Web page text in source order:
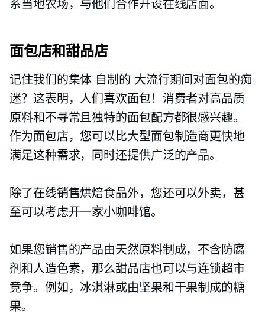
系当地农场，与他们合作开设在线店面。
面包店和甜品店
记住我们的集体 自制的 大流行期间对面包的痴
迷？这表明，人们喜欢面包！消费者对高品质
原料和不寻常且独特的面包配方都很感兴趣。
作为面包店，您可以比大型面包制造商更快地
满足这种需求，同时还提供广泛的产品。
除了在线销售烘焙食品外，您还可以外卖，甚
至可以考虑开一家小咖啡馆。
如果您销售的产品由天然原料制成，不含防腐
剂和人造色素，那么甜品店也可以与连锁超市
竞争。例如，冰淇淋或由坚果和干果制成的糖
果。